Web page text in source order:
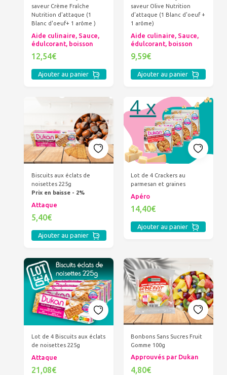
saveur Crème Fraîche
Nutrition d'attaque (1
Blanc d'oeuf+ 1 arôme )
Aide culinaire, Sauce,
édulcorant, boisson
12,54€
Ajouter au panier
saveur Olive Nutrition
d'attaque (1 Blanc d'oeuf +
1 arôme)
Aide culinaire, Sauce,
édulcorant, boisson
9,59€
Ajouter au panier
Biscuits aux éclats de
noisettes 225g
Prix en baisse - 2%
Attaque
5,40€
Ajouter au panier
Lot de 4 Crackers au
parmesan et graines
Apéro
14,40€
Ajouter au panier
Lot de 4 Biscuits aux éclats
de noisettes 225g
Attaque
21,08€
Bonbons Sans Sucres Fruit
Gomme 100g
Approuvés par Dukan
4,80€